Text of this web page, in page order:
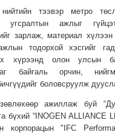
тээвэр метро
угсралтын ажлыг
зарлаж, материал хүлээн
тодорхой хэсгийг
хүрээнд олон улсын
байгаль орчин,
боловсруулж
ажиллаж буй
бүхий “INOGEN ALLIANCE
корпорацын "IFC